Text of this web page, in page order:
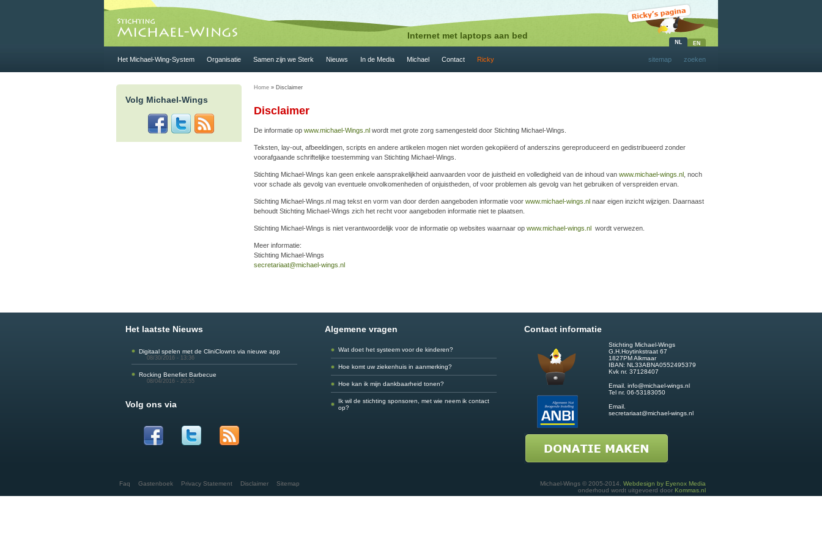
Internet met laptops aan bed
Het Michael-Wing-System Organisatie Samen zijn we Sterk Nieuws In de Media Michael Contact Ricky zoeken
sitemap
Volg Michael-Wings
Home » Disclaimer
Disclaimer
De informatie op www.michael-Wings.nl wordt met grote zorg samengesteld door Stichting Michael-Wings.
Teksten, lay-out, afbeeldingen, scripts en andere artikelen mogen niet worden gekopiëerd of anderszins gereproduceerd en gedistribueerd zonder
voorafgaande schriftelijke toestemming van Stichting Michael-Wings.
Stichting Michael-Wings kan geen enkele aansprakelijkheid aanvaarden voor de juistheid en volledigheid van de inhoud van www.michael-wings.nl , noch
voor schade als gevolg van eventuele onvolkomenheden of onjuistheden, of voor problemen als gevolg van het gebruiken of verspreiden ervan.
Stichting Michael-Wings.nl mag tekst en vorm van door derden aangeboden informatie voor www.michael-wings.nl naar eigen inzicht wijzigen. Daarnaast
behoudt Stichting Michael-Wings zich het recht voor aangeboden informatie niet te plaatsen.
Stichting Michael-Wings is niet verantwoordelijk voor de informatie op websites waarnaar op www.michael-wings.nl wordt verwezen.
Meer informatie:
Stichting Michael-Wings
secretariaat@michael-wings.nl
Het laatste Nieuws
Digitaal spelen met de CliniClowns via nieuwe app
08/30/2016 - 13:36
Rocking Benefiet Barbecue
08/04/2016 - 20:55
Volg ons via
Algemene vragen
Wat doet het systeem voor de kinderen?
Hoe komt uw ziekenhuis in aanmerking?
Hoe kan ik mijn dankbaarheid tonen?
Ik wil de stichting sponsoren, met wie neem ik contact
op?
Contact informatie
Stichting Michael-Wings
G.H.Hoytinkstraat 67
1827PM Alkmaar
IBAN: NL33ABNA0552495379
Kvk nr. 37128407
Email. info@michael-wings.nl
Tel nr. 06-53183050
Email.
secretariaat@michael-wings.nl
Faq Gastenboek Privacy Statement Disclaimer Sitemap Michael-Wings © 2005-2014. Webdesign by Eyenox Media
onderhoud wordt uitgevoerd door Kommas.nl